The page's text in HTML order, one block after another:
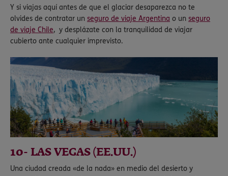
Y si viajas aquí antes de que el glaciar desaparezca no te
olvides de contratar un seguro de viaje Argentina o un seguro
de viaje Chile, y desplázate con la tranquilidad de viajar
cubierto ante cualquier imprevisto.
10- LAS VEGAS (EE.UU.)
Una ciudad creada «de la nada» en medio del desierto y